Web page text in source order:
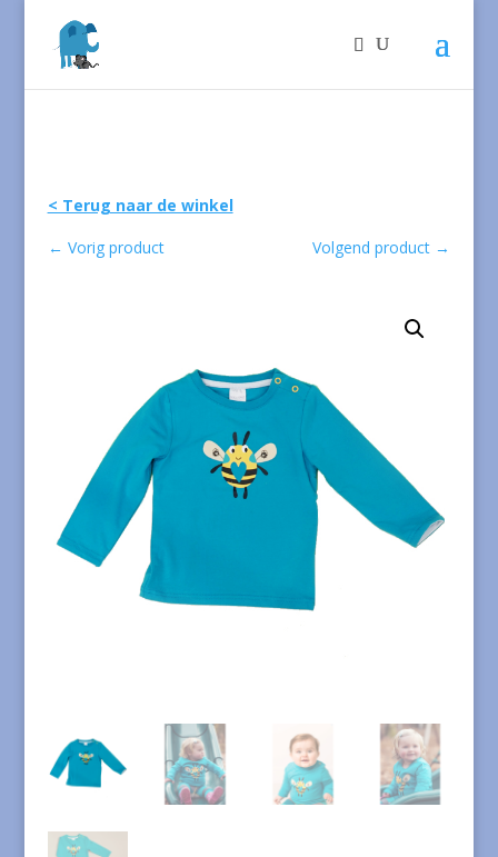
< Terug naar de winkel
← Vorig product Volgend product →